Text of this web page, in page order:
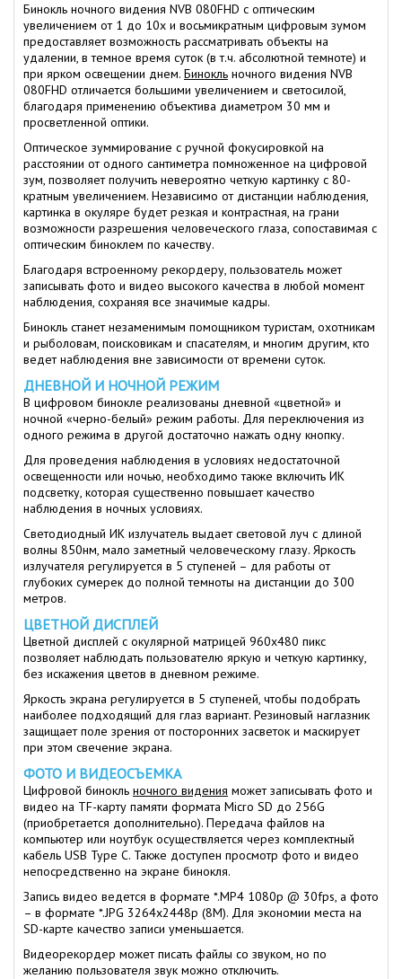
Бинокль ночного видения NVB 080FHD с оптическим
увеличением от 1 до 10х и восьмикратным цифровым зумом
предоставляет возможность рассматривать объекты на
удалении, в темное время суток (в т.ч. абсолютной темноте) и
при ярком освещении днем. Бинокль ночного видения NVB
080FHD отличается большими увеличением и светосилой,
благодаря применению объектива диаметром 30 мм и
просветленной оптики.
Оптическое зуммирование с ручной фокусировкой на
расстоянии от одного сантиметра помноженное на цифровой
зум, позволяет получить невероятно четкую картинку с 80-
кратным увеличением. Независимо от дистанции наблюдения,
картинка в окуляре будет резкая и контрастная, на грани
возможности разрешения человеческого глаза, сопоставимая с
оптическим биноклем по качеству.
Благодаря встроенному рекордеру, пользователь может
записывать фото и видео высокого качества в любой момент
наблюдения, сохраняя все значимые кадры.
Бинокль станет незаменимым помощником туристам, охотникам
и рыболовам, поисковикам и спасателям, и многим другим, кто
ведет наблюдения вне зависимости от времени суток.
ДНЕВНОЙ И НОЧНОЙ РЕЖИМ
В цифровом бинокле реализованы дневной «цветной» и
ночной «черно-белый» режим работы. Для переключения из
одного режима в другой достаточно нажать одну кнопку.
Для проведения наблюдения в условиях недостаточной
освещенности или ночью, необходимо также включить ИК
подсветку, которая существенно повышает качество
наблюдения в ночных условиях.
Светодиодный ИК излучатель выдает световой луч с длиной
волны 850нм, мало заметный человеческому глазу. Яркость
излучателя регулируется в 5 ступеней – для работы от
глубоких сумерек до полной темноты на дистанции до 300
метров.
ЦВЕТНОЙ ДИСПЛЕЙ
Цветной дисплей с окулярной матрицей 960x480 пикс
позволяет наблюдать пользователю яркую и четкую картинку,
без искажения цветов в дневном режиме.
Яркость экрана регулируется в 5 ступеней, чтобы подобрать
наиболее подходящий для глаз вариант. Резиновый наглазник
защищает поле зрения от посторонних засветок и маскирует
при этом свечение экрана.
ФОТО И ВИДЕОСЪЕМКА
Цифровой бинокль ночного видения может записывать фото и
видео на TF-карту памяти формата Micro SD до 256G
(приобретается дополнительно). Передача файлов на
компьютер или ноутбук осуществляется через комплектный
кабель USB Type C. Также доступен просмотр фото и видео
непосредственно на экране бинокля.
Запись видео ведется в формате *.MP4 1080р @ 30fps, а фото
– в формате *.JPG 3264х2448p (8М). Для экономии места на
SD-карте качество записи уменьшается.
Видеорекордер может писать файлы со звуком, но по
желанию пользователя звук можно отключить.